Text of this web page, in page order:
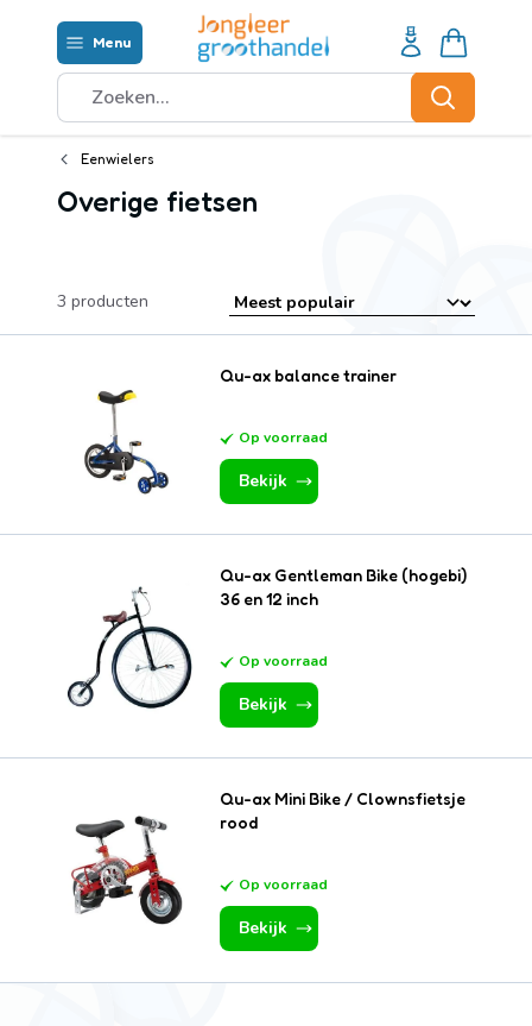
Menu
Waar ben je naar op zoek? Zoeken
Eenwielers
Overige fietsen
3 producten
Qu-ax balance trainer
Op voorraad
Bekijk
Qu-ax Gentleman Bike (hogebi)
36 en 12 inch
Op voorraad
Bekijk
Qu-ax Mini Bike / Clownsfietsje
rood
Op voorraad
Bekijk